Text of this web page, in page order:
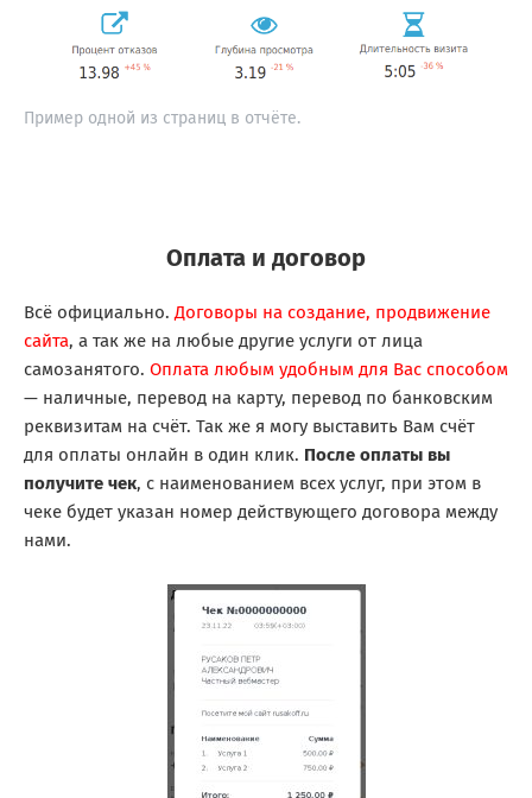
Пример одной из страниц в отчёте.
Оплата и договор
Всё официально.Договоры на создание, продвижение
сайта, а так же на любые другие услуги от лица
самозанятого. Оплата любым удобным для Вас способом
— наличные, перевод на карту, перевод по банковским
реквизитам на счёт. Так же я могу выставить Вам счёт
для оплаты онлайн в один клик. После оплаты вы
получите чек, с наименованием всех услуг, при этом в
чеке будет указан номер действующего договора между
нами.